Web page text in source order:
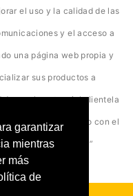
garantizar
mientras
más
de
el uso y la calidad de las
y el acceso a
una página web propia y
sus productos a
de que la potencial clientela
Para ello ha contado con el
de Ciudad Real”